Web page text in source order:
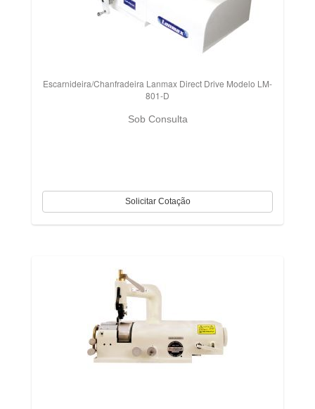
Escarnideira/Chanfradeira Lanmax Direct Drive Modelo LM-
801-D
Sob Consulta